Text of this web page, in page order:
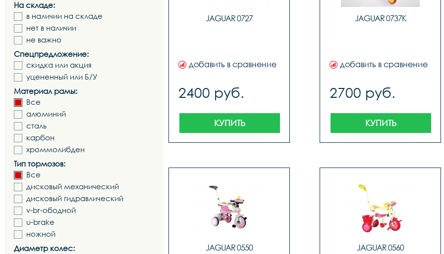
На складе:
в наличии на складе
нет в наличии
не важно
Спецпредложение:
скидка или акция
уцененный или Б/У
Материал рамы:
Все
алюминий
сталь
карбон
хроммолибден
Тип тормозов:
Все
дисковый механический
дисковый гидравлический
v-br-ободной
u-brake
ножной
Диаметр колес:
JAGUAR 0727
добавить в сравнение
2400 руб.
КУПИТЬ
JAGUAR 0737K
добавить в сравнение
2700 руб.
КУПИТЬ
JAGUAR 0550 JAGUAR 0560